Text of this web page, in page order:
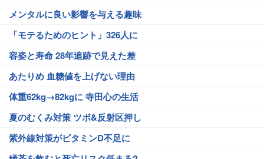
メンタルに良い影響を与える趣味
「モテるためのヒント」326人に
容姿と寿命 28年追跡で見えた差
あたりめ 血糖値を上げない理由
体重62kg→82kgに 寺田心の生活
夏のむくみ対策 ツボ&反射区押し
紫外線対策がビタミンD不足に